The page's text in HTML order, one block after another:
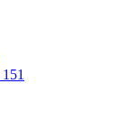
151